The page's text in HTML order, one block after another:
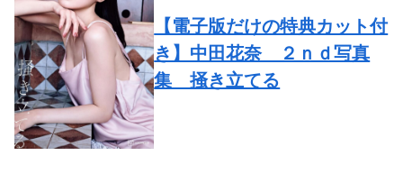
【電子版だけの特典カット付
き】中田花奈 ２ｎｄ写真
集 掻き立てる